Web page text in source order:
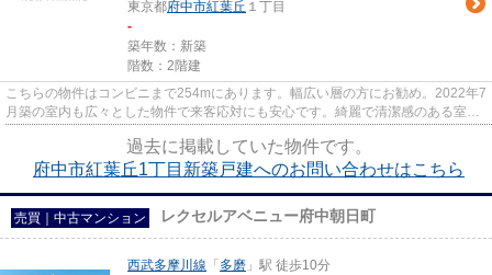
東京都府中市紅葉丘 １丁目
-
築年数：新築
階数：2階建
こちらの物件はコンビニまで254mにあります。幅広い層の方にお勧め。2022年7
月築の室内も広々とした物件で来客応対にも安心です。綺麗で清潔感のある室内
過去に掲載していた物件です。
府中市紅葉丘1丁目新築戸建へのお問い合わせはこちら
売買｜中古マンション レクセルアベニュー府中朝日町
西武多摩川線 「 多磨 」駅 徒歩10分